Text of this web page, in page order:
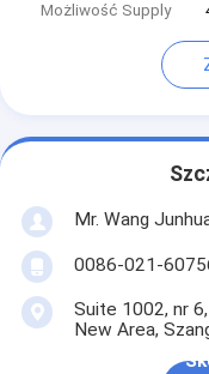
Możliwość Supply
Mr. Wang
0086-021-
Suite 1002, nr
New Area,